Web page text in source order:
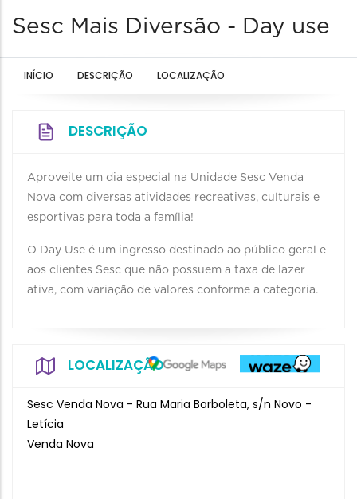
Sesc Mais Diversão - Day use
INÍCIO DESCRIÇÃO LOCALIZAÇÃO
DESCRIÇÃO
Aproveite um dia especial na Unidade Sesc Venda
Nova com diversas atividades recreativas, culturais e
esportivas para toda a família!
O Day Use é um ingresso destinado ao público geral e
aos clientes Sesc que não possuem a taxa de lazer
ativa, com variação de valores conforme a categoria.
LOCALIZAÇÃO
Sesc Venda Nova - Rua Maria Borboleta, s/n Novo -
Letícia
Venda Nova